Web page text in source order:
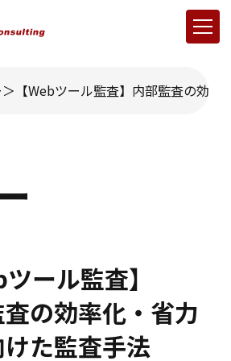
【Webツール監査】内部監査の効
ツール監査】
の効率化・省力
た監査手法